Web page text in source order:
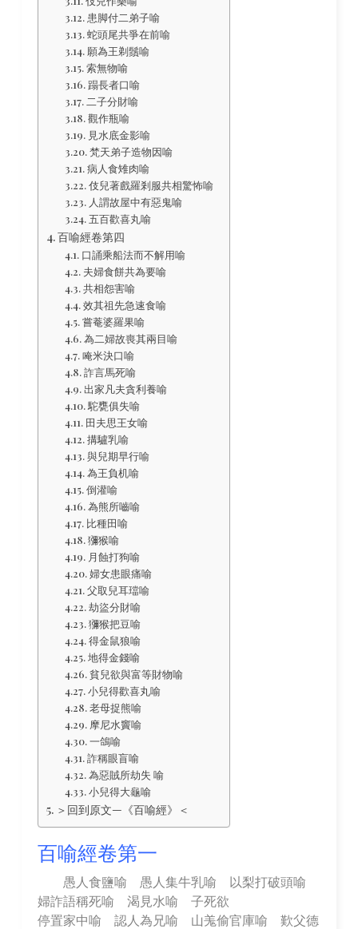
患脚付二弟子喻
蛇頭尾共爭在前喻
願為王剃鬚喻
索無物喻
蹋長者口喻
二子分財喻
觀作瓶喻
見水底金影喻
梵天弟子造物因喻
病人食雉肉喻
伎兒著戲羅剎服共相驚怖喻
人謂故屋中有惡鬼喻
五百歡喜丸喻
百喻經卷第四
口誦乘船法而不解用喻
夫婦食餅共為要喻
共相怨害喻
效其祖先急速食喻
嘗菴婆羅果喻
為二婦故喪其兩目喻
唵米決口喻
詐言馬死喻
出家凡夫貪利養喻
駝甕俱失喻
田夫思王女喻
搆驢乳喻
與兒期早行喻
為王負机喻
倒灌喻
為熊所嚙喻
比種田喻
獼猴喻
月蝕打狗喻
婦女患眼痛喻
父取兒耳璫喻
劫盜分財喻
獼猴把豆喻
得金鼠狼喻
地得金錢喻
貧兒欲與富等財物喻
小兒得歡喜丸喻
老母捉熊喻
摩尼水竇喻
一鴿喻
詐稱眼盲喻
為惡賊所劫失 喻
小兒得大龜喻
＞回到原文—《百喻經》＜
百喻經卷第一
愚人食鹽喻 愚人集牛乳喻 以梨打破頭喻
婦詐語稱死喻 渴見水喻 子死欲
停置家中喻 認人為兄喻 山羗偷官庫喻 歎父德